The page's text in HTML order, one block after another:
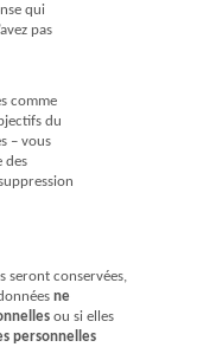
qui
pas
comme
du
– vous
des
seront conservées,
ne
ou si elles
personnelles